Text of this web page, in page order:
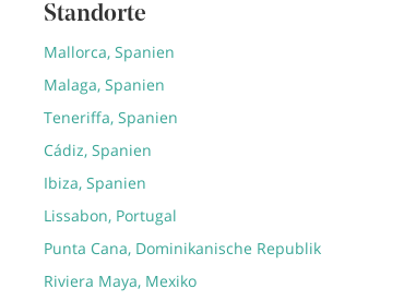
Standorte
Mallorca, Spanien
Malaga, Spanien
Teneriffa, Spanien
Cádiz, Spanien
Ibiza, Spanien
Lissabon, Portugal
Punta Cana, Dominikanische Republik
Riviera Maya, Mexiko